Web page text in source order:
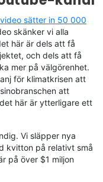
sätter in 50 000
skänker vi alla
här är dels att få
och dels att få
mer på välgörenhet.
för klimatkrisen att
att
här är ytterligare ett
Vi släpper nya
kvitton på relativt små
på över $1 miljon